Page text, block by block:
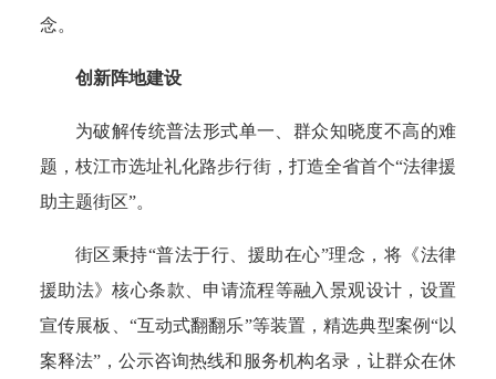
念。
创新阵地建设
为破解传统普法形式单一、群众知晓度不高的难
题，枝江市选址礼化路步行街，打造全省首个“法律援
助主题街区”。
街区秉持“普法于行、援助在心”理念，将《法律
援助法》核心条款、申请流程等融入景观设计，设置
宣传展板、“互动式翻翻乐”等装置，精选典型案例“以
案释法”，公示咨询热线和服务机构名录，让群众在休